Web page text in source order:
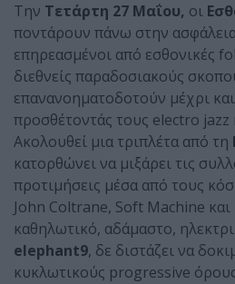
Την Τετάρτη 27 Μαΐου, οι
ποντάρουν πάνω στην
επηρεασμένοι από εσθονικές
διεθνείς παραδοσιακούς
επανανοηματοδοτούν μέχρι
προσθέτοντάς τους electro
Ακολουθεί μια τριπλέτα από τη
κατορθώνει να μιξάρει τις
προτιμήσεις μέσα από τους
John Coltrane, Soft Machine
καθηλωτικό, αδάμαστο,
elephant9, δε διστάζει να
κυκλωτικούς progressive